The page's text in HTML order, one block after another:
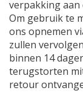
verpakking
Om gebruik te
ons opnemen
zullen
binnen 14
terugstorten
retour